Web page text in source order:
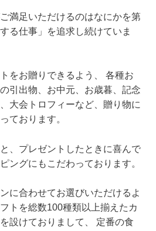
満足いただけるのはなにかを第
る仕事」を追求し続けていま
をお贈りできるよう、 各種お
引出物、お中元、お歳暮、記念
大会トロフィーなど、贈り物に
ております。
、プレゼントしたときに喜んで
ングにもこだわっております。
に合わせてお選びいただけるよ
トを総数100種類以上揃えたカ
設けておりまして、 定番の食